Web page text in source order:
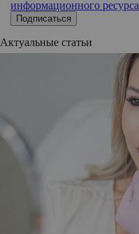
информационного ресурса
Подписаться
Актуальные статьи